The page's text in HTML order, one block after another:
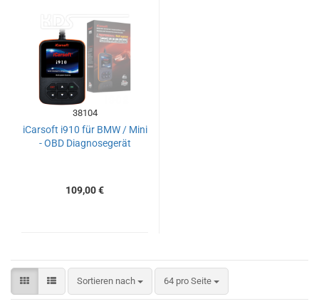
38104
iCarsoft i910 für BMW / Mini
- OBD Diagnosegerät
109,00 €
Sortieren nach 64 pro Seite